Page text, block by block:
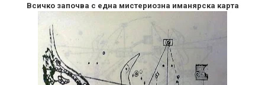
Всичко започва с една мистериозна иманярска карта